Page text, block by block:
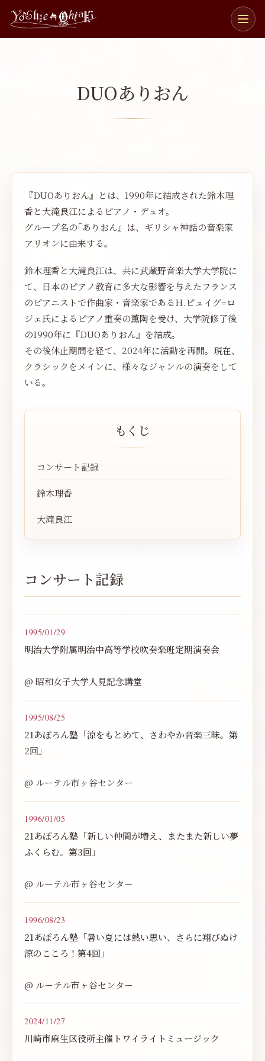
メ
ニ
DUOありおん
DUOありおん
『DUOありおん』とは、1990年に結成された鈴木理
香と大滝良江によるピアノ・デュオ。
グループ名の｢ありおん』は、ギリシャ神話の音楽家
アリオンに由来する。
鈴木理香と大滝良江は、共に武蔵野音楽大学大学院に
て、日本のピアノ教育に多大な影響を与えたフランス
のピアニストで作曲家・音楽家であるH.ピュイグ=ロ
ジェ氏によるピアノ重奏の薫陶を受け、大学院修了後
の1990年に『DUOありおん』を結成。
その後休止期間を経て、2024年に活動を再開。現在、
クラシックをメインに、様々なジャンルの演奏をして
いる。
もくじ
コンサート記録
鈴木理香
大滝良江
コンサート記録
1995/01/29
明治大学附属明治中高等学校吹奏楽班定期演奏会
@ 昭和女子大学人見記念講堂
1995/08/25
21あぽろん塾「涼をもとめて、さわやか音楽三昧。第
2回」
@ ルーテル市ヶ谷センター
1996/01/05
21あぽろん塾「新しい仲間が増え、またまた新しい夢
ふくらむ。第3回」
@ ルーテル市ヶ谷センター
1996/08/23
21あぽろん塾「暑い夏には熱い思い、さらに翔びぬけ
涼のこころ！第4回」
@ ルーテル市ヶ谷センター
2024/11/27
川崎市麻生区役所主催トワイライトミュージック